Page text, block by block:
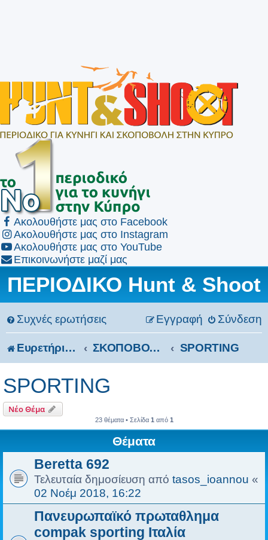
Ακολουθήστε μας στο Facebook
Ακολουθήστε μας στο Instagram
Ακολουθήστε μας στο YouTube
Επικοινωνήστε μαζί μας
ΠΕΡΙΟΔΙΚΟ Hunt & Shoot
Συχνές ερωτήσεις Σύνδεση
Εγγραφή
Ευρετήριο Δ. Συζήτησης ΣΚΟΠΟΒΟΛΗ SPORTING
SPORTING
Νέο Θέμα
23 θέματα • Σελίδα 1 από 1
Θέματα
Beretta 692
Τελευταία δημοσίευση από tasos_ioannou «
02 Νοέμ 2018, 16:22
Πανευρωπαϊκό πρωταθλημα
compak sporting Ιταλία